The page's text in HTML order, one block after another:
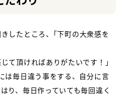
したところ、 ｢下町の大衆感を
て頂ければありがたいです！｣
は毎日違う事をする、自分に言
り、毎日作っていても毎回違く